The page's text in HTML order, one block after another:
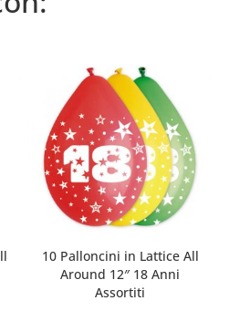
10 Palloncini in Lattice All
Around 12″ 18 Anni
Assortiti